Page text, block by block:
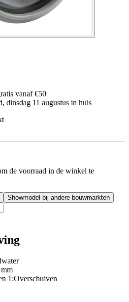
vanaf €50
dinsdag 11 augustus in huis
de voorraad in de winkel te
Showmodel bij andere bouwmarkten
1:Overschuiven